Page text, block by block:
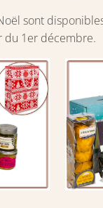
sont
du 1er décembre.